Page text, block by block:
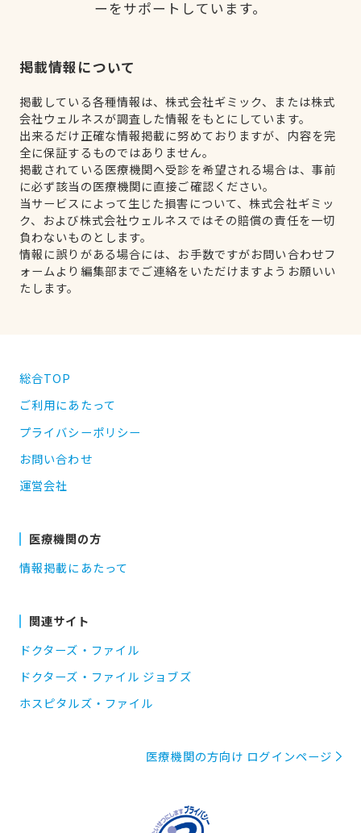
ーをサポートしています。
掲載情報について
掲載している各種情報は、株式会社ギミック、または株式
会社ウェルネスが調査した情報をもとにしています。
出来るだけ正確な情報掲載に努めておりますが、内容を完
全に保証するものではありません。
掲載されている医療機関へ受診を希望される場合は、事前
に必ず該当の医療機関に直接ご確認ください。
当サービスによって生じた損害について、株式会社ギミッ
ク、および株式会社ウェルネスではその賠償の責任を一切
負わないものとします。
情報に誤りがある場合には、お手数ですがお問い合わせフ
ォームより編集部までご連絡をいただけますようお願いい
たします。
総合TOP
ご利用にあたって
プライバシーポリシー
お問い合わせ
運営会社
医療機関の方
情報掲載にあたって
関連サイト
ドクターズ・ファイル
ドクターズ・ファイル ジョブズ
ホスピタルズ・ファイル
医療機関の方向け ログインページ